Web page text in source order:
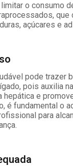
o consumo
que
açúcares e
pode trazer
pois auxilia
e
é fundamental o
para